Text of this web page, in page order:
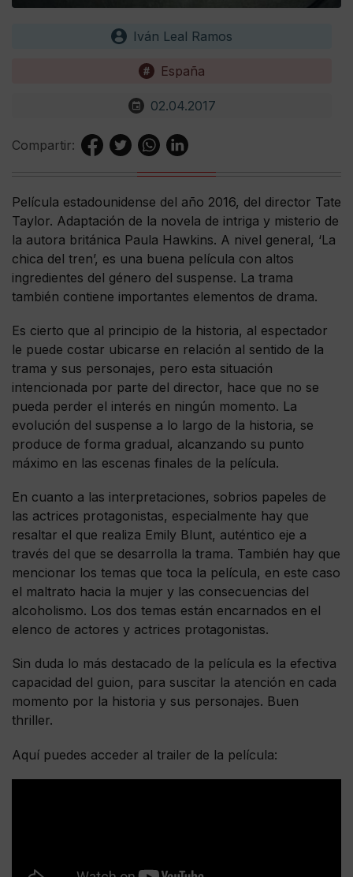
Iván Leal Ramos
España
02.04.2017
Compartir:
Película estadounidense del año 2016, del director Tate
Taylor. Adaptación de la novela de intriga y misterio de
la autora británica Paula Hawkins. A nivel general, ‘La
chica del tren’, es una buena película con altos
ingredientes del género del suspense. La trama
también contiene importantes elementos de drama.
Es cierto que al principio de la historia, al espectador
le puede costar ubicarse en relación al sentido de la
trama y sus personajes, pero esta situación
intencionada por parte del director, hace que no se
pueda perder el interés en ningún momento. La
evolución del suspense a lo largo de la historia, se
produce de forma gradual, alcanzando su punto
máximo en las escenas finales de la película.
En cuanto a las interpretaciones, sobrios papeles de
las actrices protagonistas, especialmente hay que
resaltar el que realiza Emily Blunt, auténtico eje a
través del que se desarrolla la trama. También hay que
mencionar los temas que toca la película, en este caso
el maltrato hacia la mujer y las consecuencias del
alcoholismo. Los dos temas están encarnados en el
elenco de actores y actrices protagonistas.
Sin duda lo más destacado de la película es la efectiva
capacidad del guion, para suscitar la atención en cada
momento por la historia y sus personajes. Buen
thriller.
Aquí puedes acceder al trailer de la película: